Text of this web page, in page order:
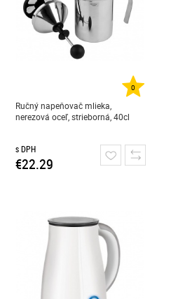
0
Ručný napeňovač mlieka,
nerezová oceľ, strieborná, 40cl
s DPH
€22.29